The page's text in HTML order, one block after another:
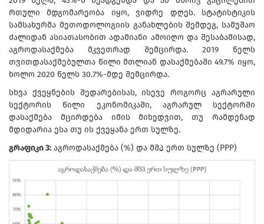
რთული მდგომარეობა იყო, ვიდრე დღეს. სტატისტიკის
სამსახურმა მეთოდოლოგიის განახლების შემდეგ, სამუშაო
ძალიდან ასიათასობით ადამიანი ამოიღო და შესაბამისად,
აგროდასაქმება მკვეთრად შემცირდა. 2019 წელს
თვითდასაქმებულთა წილი მთლიან დასაქმებაში 49.7% იყო,
ხოლო 2020 წელს 30.7%-მდე შემცირდა.
სხვა ქვეყნების შედარებისას, ისევე როგორც აგრარული
სექტორის წილი ეკონომიკაში, აგრარულ სექტორში
დასაქმება მცირდება იმის მიხედვით, თუ რამდენად
მდიდარია ესა თუ ის ქვეყანა ერთ სულზე.
გრაფიკი 3: აგროდასაქმება (%) და მშპ ერთ სულზე (PPP)